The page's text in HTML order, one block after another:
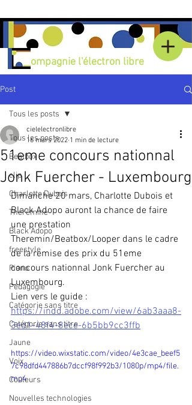
Compagnie l'électron libre
Post
Tous les posts
Beatbox
clip
Charlotte Dubois
Thérémine
Black Adopo
freestyle
Piano
Pédagogie
Catégorie sans titre
Catégorie sans titre
Jaune
Voix
Couleurs
Nouvelles technologies
Tous les posts
51eme concours nationnal
Jonk Fuercher - Luxembourg
cielelectronlibre
16 mars 2022 1 min de lecture
Dimanche 20 mars, Charlotte Dubois et
Black Adopo auront la chance de faire
une prestation
Theremin/Beatbox/Looper dans le cadre
de la remise des prix du 51eme
concours nationnal Jonk Fuercher au
Luxembourg.
Lien vers le guide :
https://indd.adobe.com/view/6ab3aaa8-
3ed1-48f4-8ece-6b5bb9cc3ffb
https://video.wixstatic.com/video/4e3cae_beef5
7c98dfd447886b7dccf98f992b3/1080p/mp4/file.
mp4